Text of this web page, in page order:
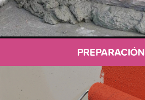
PREPARACIÓN